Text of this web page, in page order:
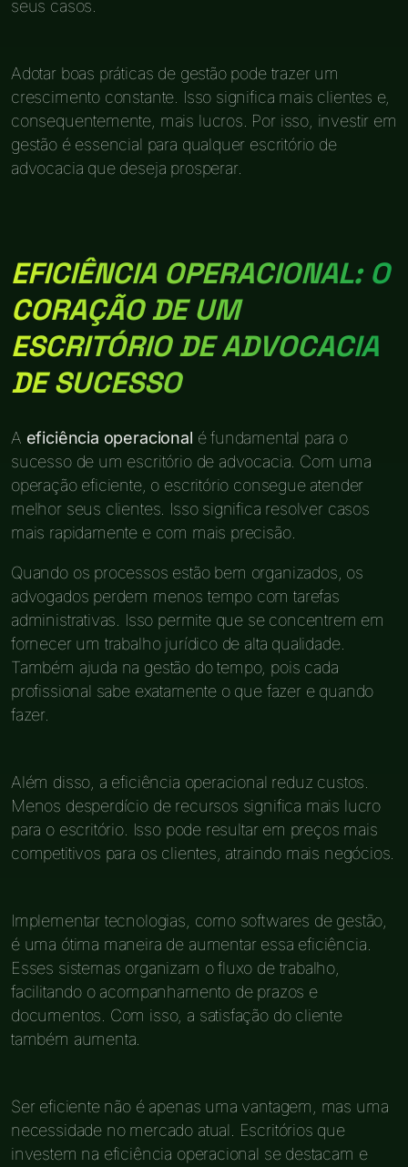
seus casos.
Adotar boas práticas de gestão pode trazer um
crescimento constante. Isso significa mais clientes e,
consequentemente, mais lucros. Por isso, investir em
gestão é essencial para qualquer escritório de
advocacia que deseja prosperar.
EFICIÊNCIA OPERACIONAL: O
CORAÇÃO DE UM
ESCRITÓRIO DE ADVOCACIA
DE SUCESSO
A eficiência operacional é fundamental para o
sucesso de um escritório de advocacia. Com uma
operação eficiente, o escritório consegue atender
melhor seus clientes. Isso significa resolver casos
mais rapidamente e com mais precisão.
Quando os processos estão bem organizados, os
advogados perdem menos tempo com tarefas
administrativas. Isso permite que se concentrem em
fornecer um trabalho jurídico de alta qualidade.
Também ajuda na gestão do tempo, pois cada
profissional sabe exatamente o que fazer e quando
fazer.
Além disso, a eficiência operacional reduz custos.
Menos desperdício de recursos significa mais lucro
para o escritório. Isso pode resultar em preços mais
competitivos para os clientes, atraindo mais negócios.
Implementar tecnologias, como softwares de gestão,
é uma ótima maneira de aumentar essa eficiência.
Esses sistemas organizam o fluxo de trabalho,
facilitando o acompanhamento de prazos e
documentos. Com isso, a satisfação do cliente
também aumenta.
Ser eficiente não é apenas uma vantagem, mas uma
necessidade no mercado atual. Escritórios que
investem na eficiência operacional se destacam e